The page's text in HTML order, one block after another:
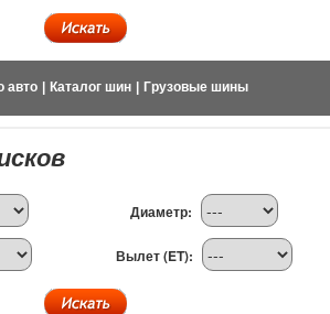
авто Каталог шин Грузовые шины
Диаметр:
Вылет (ET):